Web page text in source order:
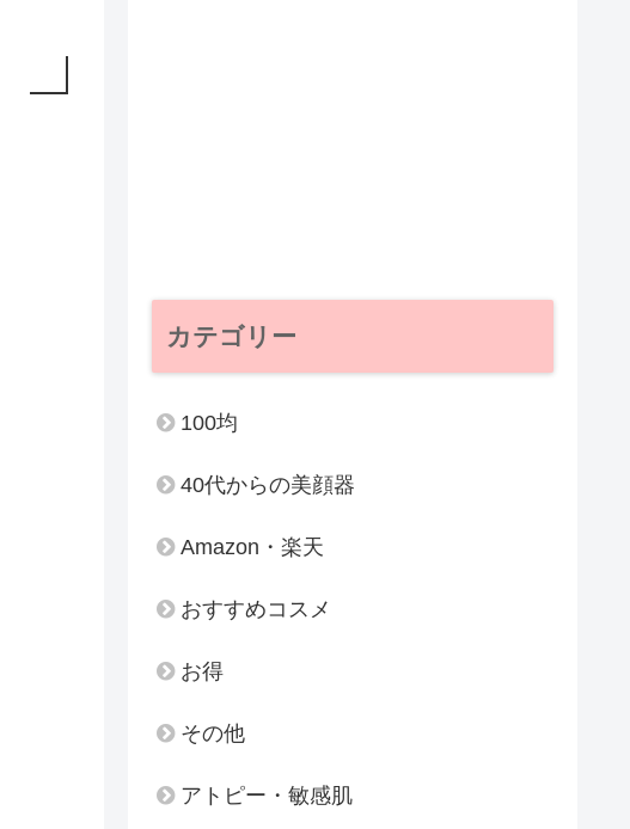
カテゴリー
100均
40代からの美顔器
Amazon・楽天
おすすめコスメ
お得
その他
アトピー・敏感肌